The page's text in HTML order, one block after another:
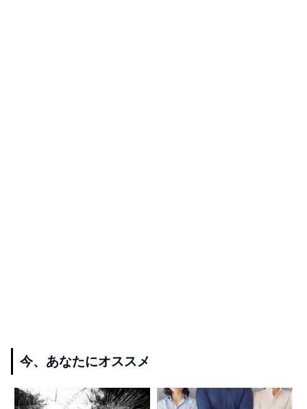
今、あなたにオススメ